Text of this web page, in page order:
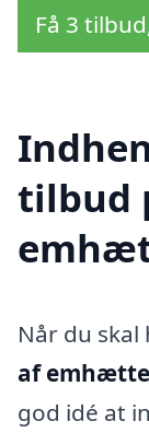
Få 3
tilbud
Når du
af
god idé at